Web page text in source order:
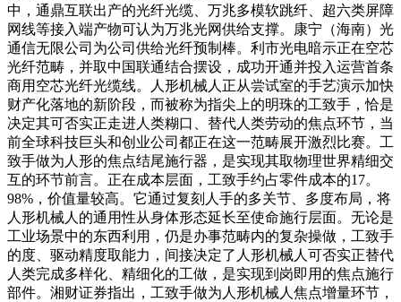
中，通鼎互联出产的光纤光缆、万兆多模软跳纤、超六类屏障
网线等接入端产物可认为万兆光网供给支撑。康宁（海南）光
通信无限公司为公司供给光纤预制棒。利市光电暗示正在空芯
光纤范畴，并取中国联通结合摆设，成功开通并投入运营首条
商用空芯光纤光缆线。人形机械人正从尝试室的手艺演示加快
财产化落地的新阶段，而被称为指尖上的明珠的工致手，恰是
决定其可否实正走进人类糊口、替代人类劳动的焦点环节，当
前全球科技巨头和创业公司都正在这一范畴展开激烈比赛。工
致手做为人形的焦点结尾施行器，是实现其取物理世界精细交
互的环节前言。正在成本层面，工致手约占零件成本的17。
98%，价值量较高。它通过复刻人手的多关节、多度布局，将
人形机械人的通用性从身体形态延长至使命施行层面。无论是
工业场景中的东西利用，仍是办事范畴内的复杂操做，工致手
的度、驱动精度取能力，间接决定了人形机械人可否实正替代
人类完成多样化、精细化的工做，是实现到岗即用的焦点施行
部件。湘财证券指出，工致手做为人形机械人焦点增量环节，